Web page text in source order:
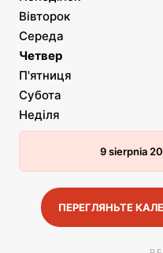
Вівторок
Середа
Четвер
П'ятниця
Субота
Неділя
9 sierpnia
ПЕРЕГЛЯНЬТЕ